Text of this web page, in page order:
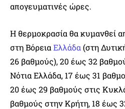
απογευματινές ώρες.
Η θερμοκρασία θα κυμανθεί
στη ΒόρειαΕλλάδα(στη
26 βαθμούς), 20 έως 32
Νότια Ελλάδα, 17 έως 31
20 έως 29 βαθμούς στις
βαθμούς στην Κρήτη, 18 έως